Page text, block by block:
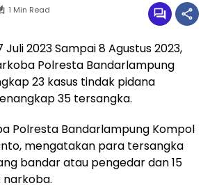
1 Min Read
Juli 2023 Sampai 8 Agustus 2023,
Polresta Bandarlampung
23 kasus tindak pidana
35 tersangka.
Polresta Bandarlampung Kompol
mengatakan para tersangka
bandar atau pengedar dan 15